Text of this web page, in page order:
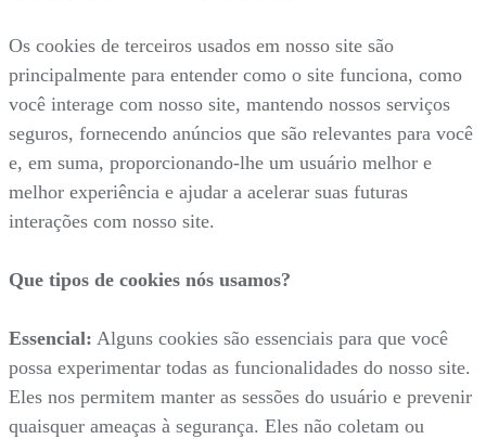
Os cookies de terceiros usados em nosso site são
principalmente para entender como o site funciona, como
você interage com nosso site, mantendo nossos serviços
seguros, fornecendo anúncios que são relevantes para você
e, em suma, proporcionando-lhe um usuário melhor e
melhor experiência e ajudar a acelerar suas futuras
interações com nosso site.
Que tipos de cookies nós usamos?
Essencial: Alguns cookies são essenciais para que você
possa experimentar todas as funcionalidades do nosso site.
Eles nos permitem manter as sessões do usuário e prevenir
quaisquer ameaças à segurança. Eles não coletam ou